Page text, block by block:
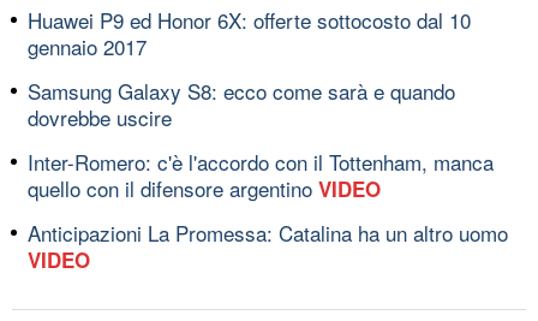
Huawei P9 ed Honor 6X: offerte sottocosto dal 10
gennaio 2017
Samsung Galaxy S8: ecco come sarà e quando
dovrebbe uscire
Inter-Romero: c'è l'accordo con il Tottenham, manca
quello con il difensore argentino VIDEO
Anticipazioni La Promessa: Catalina ha un altro uomo
VIDEO